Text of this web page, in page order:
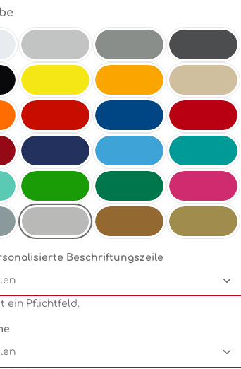
auswählen
Hellgrau Mittelgrau Antrazit
Schwefelgelb Goldgelb Beige
Hellrot Enzianblau Rot
Dunkelblau Electricblue Türkis
Electricgreen Grün Pink
Beschriftungszeile
ein Pflichtfeld.